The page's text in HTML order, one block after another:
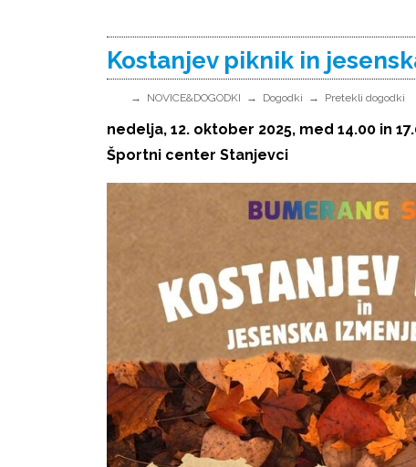
Kostanjev piknik in
NOVICE&DOGODKI Dogodki Pretekli dogodki
nedelja, 12. oktober 2025, med 14.00 in
Športni center Stanjevci